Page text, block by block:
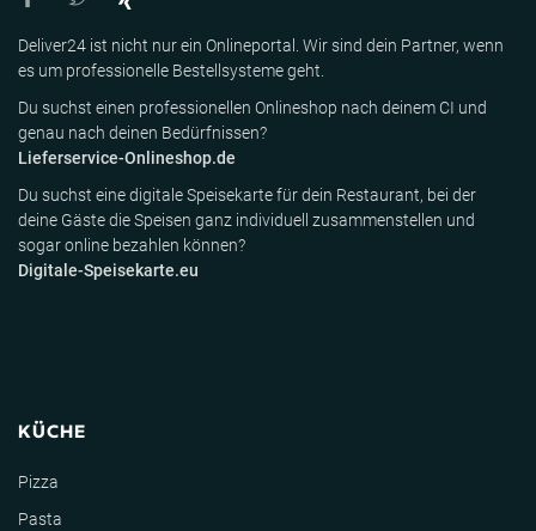
Deliver24 ist nicht nur ein Onlineportal. Wir sind dein Partner, wenn
es um professionelle Bestellsysteme geht.
Du suchst einen professionellen Onlineshop nach deinem CI und
genau nach deinen Bedürfnissen?
Lieferservice-Onlineshop.de
Du suchst eine digitale Speisekarte für dein Restaurant, bei der
deine Gäste die Speisen ganz individuell zusammenstellen und
sogar online bezahlen können?
Digitale-Speisekarte.eu
KÜCHE
Pizza
Pasta